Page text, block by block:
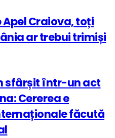
Craiova, toți
ar trebui trimiși
sfârșit într-un act
Cererea e
făcută